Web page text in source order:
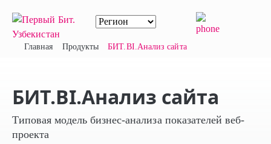
Главная Продукты БИТ.BI.Анализ сайта
БИТ.BI.Анализ сайта
Типовая модель бизнес-анализа показателей веб-
проекта